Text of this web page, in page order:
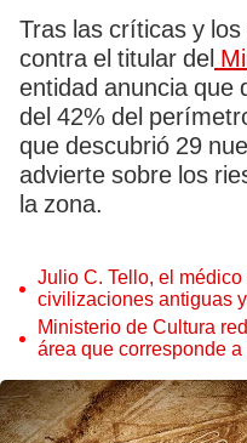
Tras las críticas y
contra el titular del
entidad anuncia que
del 42% del
que descubrió 29
advierte sobre los
la zona.
Julio C. Tello, el
civilizaciones antiguas
de la Arqueología
Ministerio de Cultura
área que corresponde